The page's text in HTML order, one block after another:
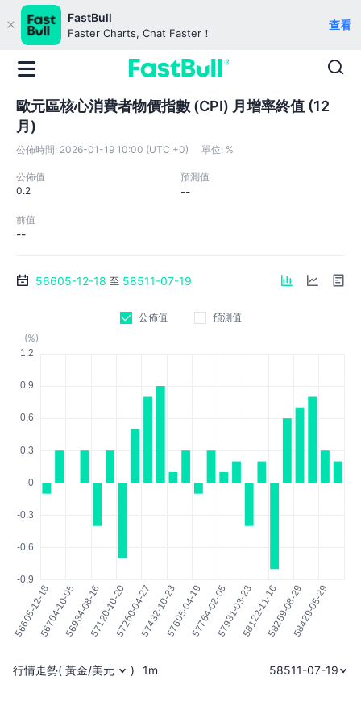
FastBull
Faster Charts, Chat Faster！
查看
歐元區核心消費者物價指數 (CPI) 月增率終值 (12
月)
公佈時間: 2026-01-19 10:00 (UTC +0) 單位: %
公佈值
0.2
預測值
--
前值
--
56605-12-18 至 58511-07-19
公佈值
預測值
(%)
行情走勢( 黃金/美元 ) 1m 58511-07-19